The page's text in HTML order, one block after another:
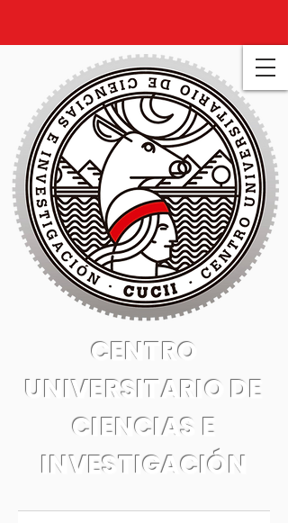
CENTRO
UNIVERSITARIO DE
CIENCIAS E
INVESTIGACIÓN